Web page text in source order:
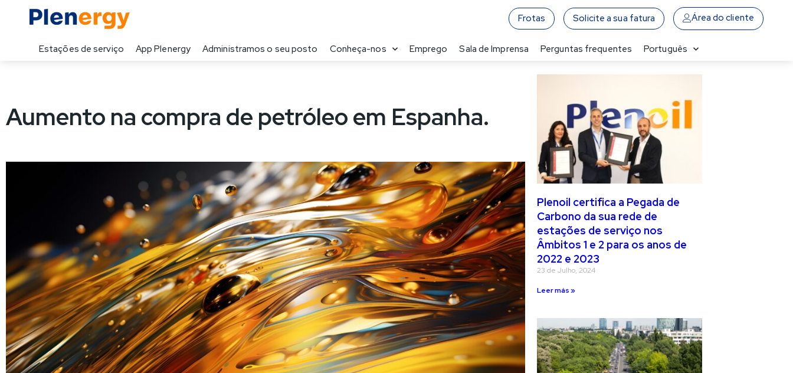
Frotas Solicite a sua fatura Área do cliente
Estações de serviço App Plenergy Administramos o seu posto Conheça-nos Emprego Sala de Imprensa Perguntas frequentes Português
Aumento na compra de petróleo em Espanha.
Plenoil certifica a Pegada de
Carbono da sua rede de
estações de serviço nos
Âmbitos 1 e 2 para os anos de
2022 e 2023
23 de Julho, 2024
Leer más »